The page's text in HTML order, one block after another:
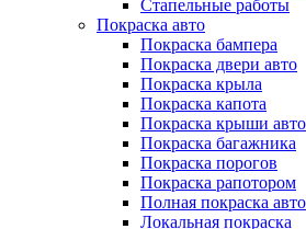
Стапельные работы
Покраска авто
Покраска бампера
Покраска двери авто
Покраска крыла
Покраска капота
Покраска крыши авто
Покраска багажника
Покраска порогов
Покраска рапотором
Полная покраска авто
Локальная покраска